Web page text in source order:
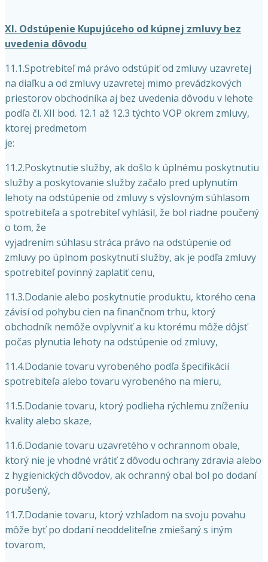
XI. Odstúpenie Kupujúceho od kúpnej zmluvy bez
uvedenia dôvodu
11.1.Spotrebiteľ má právo odstúpiť od zmluvy uzavretej
na diaľku a od zmluvy uzavretej mimo prevádzkových
priestorov obchodníka aj bez uvedenia dôvodu v lehote
podľa čl. XII bod. 12.1 až 12.3 týchto VOP okrem zmluvy,
ktorej predmetom
je:
11.2.Poskytnutie služby, ak došlo k úplnému poskytnutiu
služby a poskytovanie služby začalo pred uplynutím
lehoty na odstúpenie od zmluvy s výslovným súhlasom
spotrebiteľa a spotrebiteľ vyhlásil, že bol riadne poučený
o tom, že
vyjadrením súhlasu stráca právo na odstúpenie od
zmluvy po úplnom poskytnutí služby, ak je podľa zmluvy
spotrebiteľ povinný zaplatiť cenu,
11.3.Dodanie alebo poskytnutie produktu, ktorého cena
závisí od pohybu cien na finančnom trhu, ktorý
obchodník nemôže ovplyvniť a ku ktorému môže dôjsť
počas plynutia lehoty na odstúpenie od zmluvy,
11.4.Dodanie tovaru vyrobeného podľa špecifikácií
spotrebiteľa alebo tovaru vyrobeného na mieru,
11.5.Dodanie tovaru, ktorý podlieha rýchlemu zníženiu
kvality alebo skaze,
11.6.Dodanie tovaru uzavretého v ochrannom obale,
ktorý nie je vhodné vrátiť z dôvodu ochrany zdravia alebo
z hygienických dôvodov, ak ochranný obal bol po dodaní
porušený,
11.7.Dodanie tovaru, ktorý vzhľadom na svoju povahu
môže byť po dodaní neoddeliteľne zmiešaný s iným
tovarom,